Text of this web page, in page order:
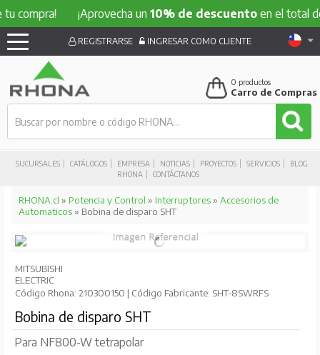
¡Aprovecha un10% de descuentoen el total de tu
SUCURSALES CATÁLOGOS EMPRESA NOTICIAS PROYECTOS SERVICIOS
BLOG
RHONA
CONTÁCTANOS
REGISTRARSE INGRESAR COMO CLIENTE
0 productos
Carro de Compras
RHONA.cl » Potencia y Control » Interruptores» Accesorios de
Automaticos» Bobina de disparo SHT
MITSUBISHI
ELECTRIC
Código Rhona: 210300150 | Código Fabricante: SHT-8SWRFS
Bobina de disparo SHT
Para NF800-W tetrapolar